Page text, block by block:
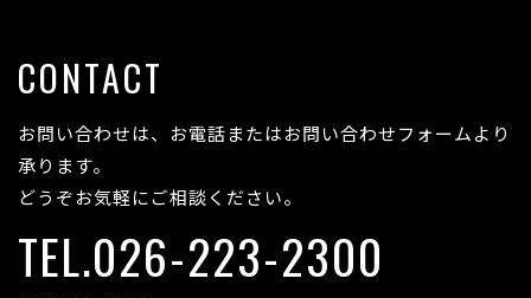
CONTACT
お問い合わせは、お電話またはお問い合わせフォームより
承ります。
どうぞお気軽にご相談ください。
TEL.026-223-2300